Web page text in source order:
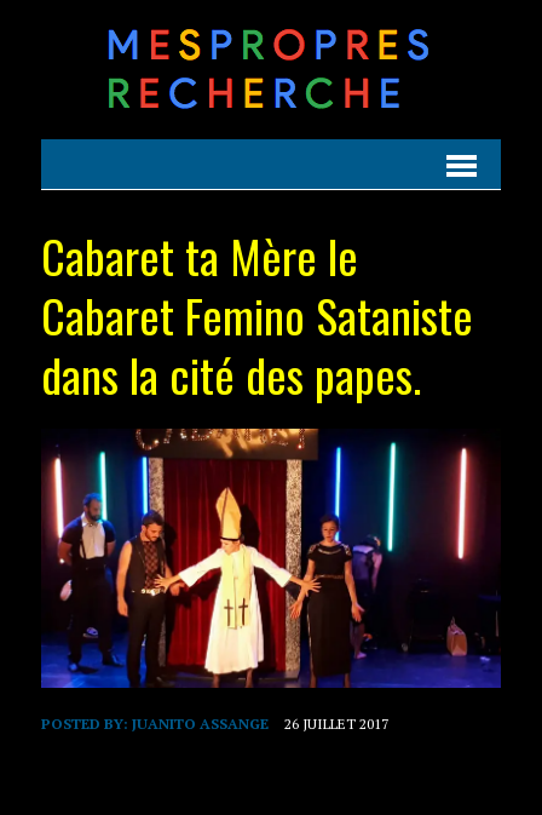
Cabaret ta Mère le
Cabaret Femino Sataniste
dans la cité des papes.
POSTED BY: JUANITO ASSANGE 26 JUILLET 2017